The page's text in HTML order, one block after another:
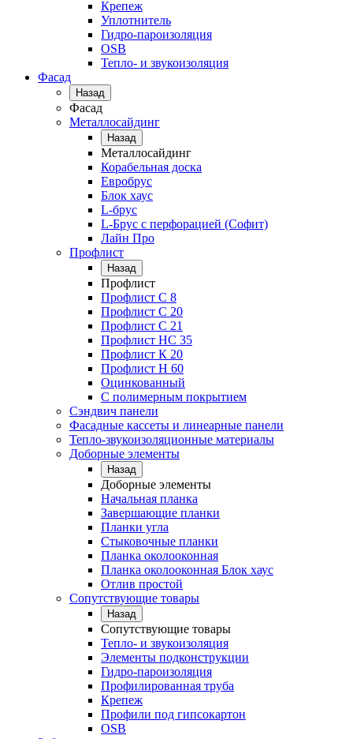
Крепеж
Уплотнитель
Гидро-пароизоляция
OSB
Тепло- и звукоизоляция
Фасад
Назад
Фасад
Металлосайдинг
Назад
Металлосайдинг
Корабельная доска
Евробрус
Блок хаус
L-брус
L-Брус с перфорацией (Софит)
Лайн Про
Профлист
Назад
Профлист
Профлист С 8
Профлист С 20
Профлист C 21
Профлист НС 35
Профлист К 20
Профлист Н 60
Оцинкованный
С полимерным покрытием
Сэндвич панели
Фасадные кассеты и линеарные панели
Тепло-звукоизоляционные материалы
Доборные элементы
Назад
Доборные элементы
Начальная планка
Завершающие планки
Планки угла
Стыковочные планки
Планка околооконная
Планка околооконная Блок хаус
Отлив простой
Сопутствующие товары
Назад
Сопутствующие товары
Тепло- и звукоизоляция
Элементы подконструкции
Гидро-пароизоляция
Профилированная труба
Крепеж
Профили под гипсокартон
OSB